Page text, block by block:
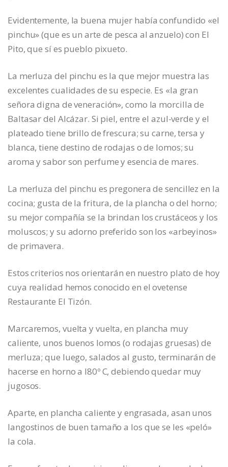
Evidentemente, la buena mujer había confundido «el
pinchu» (que es un arte de pesca al anzuelo) con El
Pito, que sí es pueblo pixueto.
La merluza del pinchu es la que mejor muestra las
excelentes cualidades de su especie. Es «la gran
señora digna de veneración», como la morcilla de
Baltasar del Alcázar. Si piel, entre el azul-verde y el
plateado tiene brillo de frescura; su carne, tersa y
blanca, tiene destino de rodajas o de lomos; su
aroma y sabor son perfume y esencia de mares.
La merluza del pinchu es pregonera de sencillez en la
cocina; gusta de la fritura, de la plancha o del horno;
su mejor compañía se la brindan los crustáceos y los
moluscos; y su adorno preferido son los «arbeyinos»
de primavera.
Estos criterios nos orientarán en nuestro plato de hoy
cuya realidad hemos conocido en el ovetense
Restaurante El Tizón.
Marcaremos, vuelta y vuelta, en plancha muy
caliente, unos buenos lomos (o rodajas gruesas) de
merluza; que luego, salados al gusto, terminarán de
hacerse en horno a l80º C, debiendo quedar muy
jugosos.
Aparte, en plancha caliente y engrasada, asan unos
langostinos de buen tamaño a los que se les «peló»
la cola.